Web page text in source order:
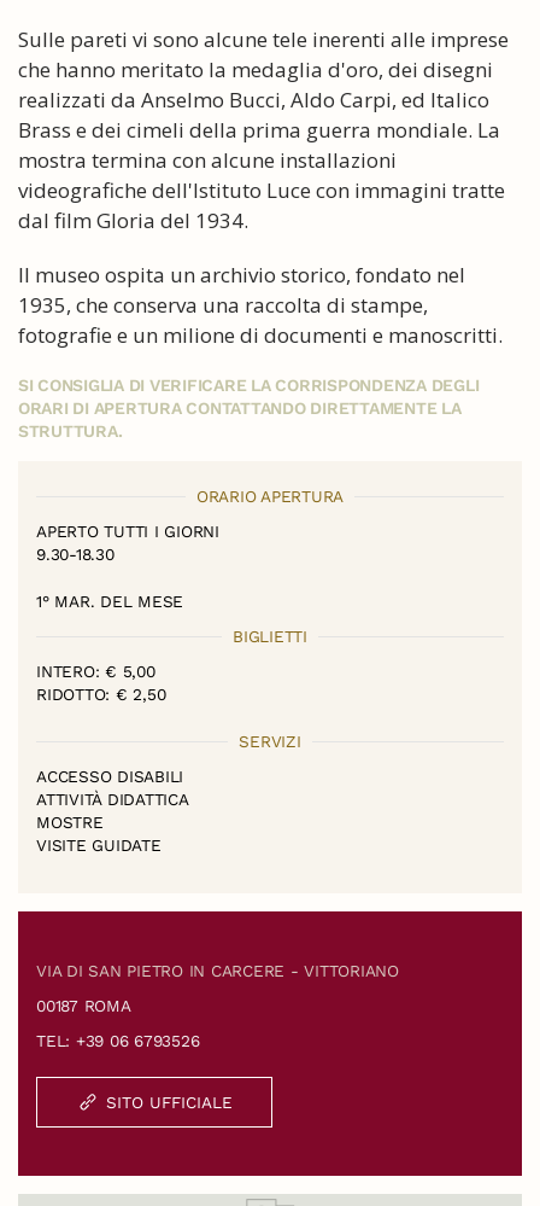
Sulle pareti vi sono alcune tele inerenti alle imprese
che hanno meritato la medaglia d'oro, dei disegni
realizzati da Anselmo Bucci, Aldo Carpi, ed Italico
Brass e dei cimeli della prima guerra mondiale. La
mostra termina con alcune installazioni
videografiche dell'Istituto Luce con immagini tratte
dal film Gloria del 1934.
Il museo ospita un archivio storico, fondato nel
1935, che conserva una raccolta di stampe,
fotografie e un milione di documenti e manoscritti.
SI CONSIGLIA DI VERIFICARE LA CORRISPONDENZA DEGLI
ORARI DI APERTURA CONTATTANDO DIRETTAMENTE LA
STRUTTURA.
ORARIO APERTURA
APERTO TUTTI I GIORNI
9.30-18.30
1° MAR. DEL MESE
BIGLIETTI
INTERO: € 5,00
RIDOTTO: € 2,50
SERVIZI
ACCESSO DISABILI
ATTIVITÀ DIDATTICA
MOSTRE
VISITE GUIDATE
VIA DI SAN PIETRO IN CARCERE - VITTORIANO
00187 ROMA
TEL: +39 06 6793526
SITO UFFICIALE